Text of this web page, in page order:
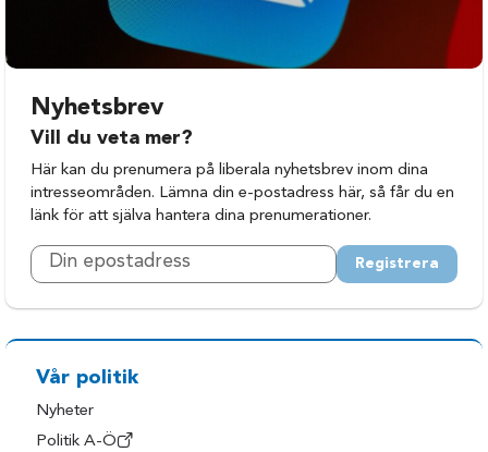
Nyhetsbrev
Vill du veta mer?
Här kan du prenumera på liberala nyhetsbrev inom dina
intresseområden. Lämna din e-postadress här, så får du en
länk för att själva hantera dina prenumerationer.
Registrera
Vår politik
Nyheter
Politik A-Ö